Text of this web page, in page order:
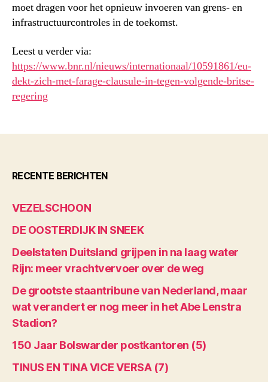
moet dragen voor het opnieuw invoeren van grens- en
infrastructuurcontroles in de toekomst.
Leest u verder via:
https://www.bnr.nl/nieuws/internationaal/10591861/eu-
dekt-zich-met-farage-clausule-in-tegen-volgende-britse-
regering
RECENTE BERICHTEN
VEZELSCHOON
DE OOSTERDIJK IN SNEEK
Deelstaten Duitsland grijpen in na laag water
Rijn: meer vrachtvervoer over de weg
De grootste staantribune van Nederland, maar
wat verandert er nog meer in het Abe Lenstra
Stadion?
150 Jaar Bolswarder postkantoren (5)
TINUS EN TINA VICE VERSA (7)